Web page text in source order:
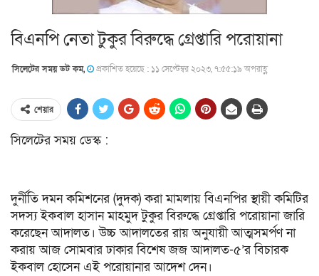
বিএনপি নেতা টুকুর বিরুদ্ধে গ্রেপ্তারি পরোয়ানা
সিলেটের সময় ডট কম, প্রকাশিত হয়েছে : ১১ সেপ্টেম্বর ২০২৩, ৭:৫৫:১৯ অপরাহ্ণ
শেয়ার
সিলেটের সময় ডেস্ক :
দুর্নীতি দমন কমিশনের (দুদক) করা মামলায় বিএনপির স্থায়ী কমিটির
সদস্য ইকবাল হাসান মাহমুদ টুকুর বিরুদ্ধে গ্রেপ্তারি পরোয়ানা জারি
করেছেন আদালত। উচ্চ আদালতের রায় অনুযায়ী আত্মসমর্পণ না
করায় আজ সোমবার ঢাকার বিশেষ জজ আদালত-৫’র বিচারক
ইকবাল হোসেন এই পরোয়ানার আদেশ দেন।